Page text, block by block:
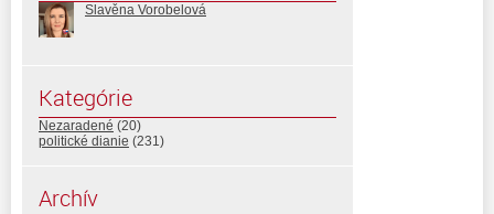
Slavěna Vorobelová
Kategórie
Nezaradené (20)
politické dianie (231)
Archív